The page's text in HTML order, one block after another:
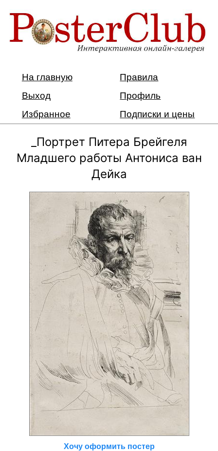
На главную
Правила
Выход
Профиль
Избранное
Подписки и цены
_Портрет Питера Брейгеля
Младшего работы Антониса ван
Дейка
Хочу оформить постер